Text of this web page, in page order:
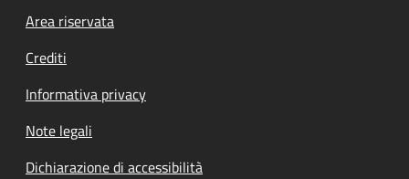
Footer menu
Area riservata
Crediti
Informativa privacy
Note legali
Dichiarazione di accessibilità